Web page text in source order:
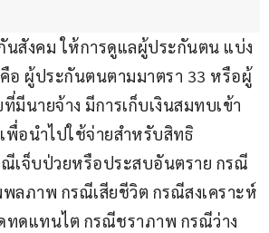
นสังคม ให้การดูแลผู้ประกันตน แบ่ง
อ ผู้ประกันตนตามมาตรา 33 หรือผู้
นายจ้าง มีการเก็บเงินสมทบเข้า
พื่อนำไปใช้จ่ายสำหรับสิทธิ
ณีเจ็บป่วยหรือประสบอันตราย กรณี
ลภาพ กรณีเสียชีวิต กรณีสงเคราะห์
ทดแทนไต กรณีชราภาพ กรณีว่าง